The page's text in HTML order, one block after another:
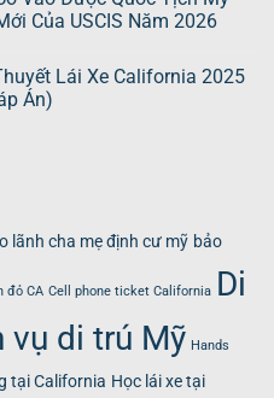
Của USCIS Năm 2026
Lái Xe California 2025
Án)
lãnh cha mẹ định cư mỹ bảo
đỏ CA Cell phone ticket California Di
vụ di trú Mỹ Hands
tại California Học lái xe tại